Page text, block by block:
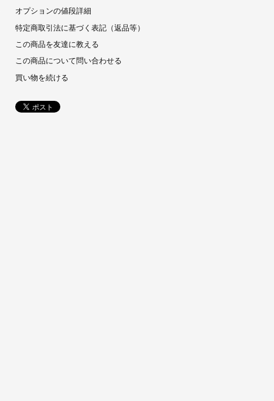
オプションの値段詳細
特定商取引法に基づく表記（返品等）
この商品を友達に教える
この商品について問い合わせる
買い物を続ける